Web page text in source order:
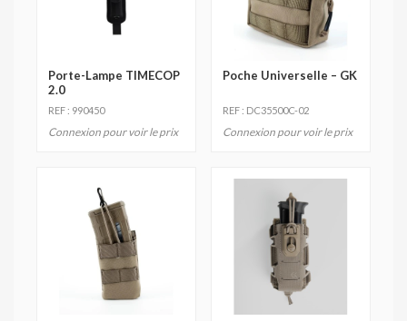
Porte-Lampe TIMECOP
2.0
REF : 990450
Connexion pour voir le prix
Poche Universelle – GK
REF : DC35500C-02
Connexion pour voir le prix